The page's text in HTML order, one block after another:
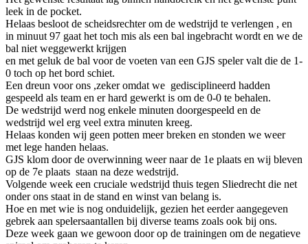
leek in de pocket.
Helaas besloot de scheidsrechter om de wedstrijd te verlengen , en
in minuut 97 gaat het toch mis als een bal ingebracht wordt en we de
bal niet weggewerkt krijgen
en met geluk de bal voor de voeten van een GJS speler valt die de 1-
0 toch op het bord schiet.
Een dreun voor ons ,zeker omdat we gedisciplineerd hadden
gespeeld als team en er hard gewerkt is om de 0-0 te behalen.
De wedstrijd werd nog enkele minuten doorgespeeld en de
wedstrijd wel erg veel extra minuten kreeg.
Helaas konden wij geen potten meer breken en stonden we weer
met lege handen helaas.
GJS klom door de overwinning weer naar de 1e plaats en wij bleven
op de 7e plaats staan na deze wedstrijd.
Volgende week een cruciale wedstrijd thuis tegen Sliedrecht die net
onder ons staat in de stand en winst van belang is.
Hoe en met wie is nog onduidelijk, gezien het eerder aangegeven
gebrek aan spelersaantallen bij diverse teams zoals ook bij ons.
Deze week gaan we gewoon door op de trainingen om de negatieve